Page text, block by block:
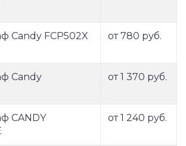
Candy FCP502X
от 780 руб.
Candy
от 1 370 руб.
CANDY
от 1 240 руб.